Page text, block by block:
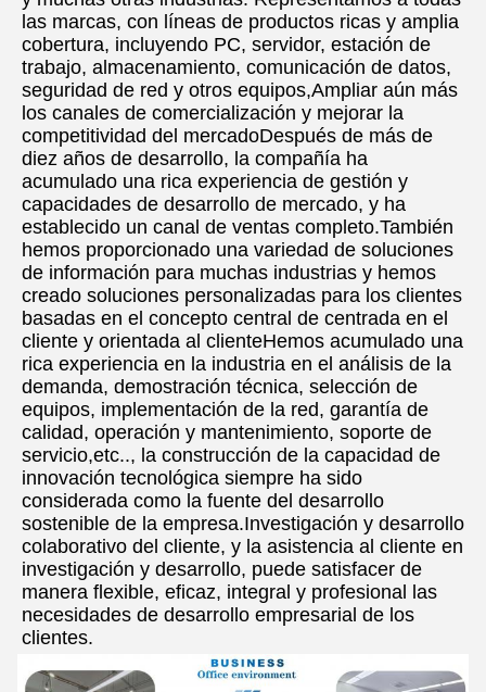
las marcas, con líneas de productos ricas y amplia
cobertura, incluyendo PC, servidor, estación de
trabajo, almacenamiento, comunicación de datos,
seguridad de red y otros equipos,Ampliar aún más
los canales de comercialización y mejorar la
competitividad del mercadoDespués de más de
diez años de desarrollo, la compañía ha
acumulado una rica experiencia de gestión y
capacidades de desarrollo de mercado, y ha
establecido un canal de ventas completo.También
hemos proporcionado una variedad de soluciones
de información para muchas industrias y hemos
creado soluciones personalizadas para los clientes
basadas en el concepto central de centrada en el
cliente y orientada al clienteHemos acumulado una
rica experiencia en la industria en el análisis de la
demanda, demostración técnica, selección de
equipos, implementación de la red, garantía de
calidad, operación y mantenimiento, soporte de
servicio,etc.., la construcción de la capacidad de
innovación tecnológica siempre ha sido
considerada como la fuente del desarrollo
sostenible de la empresa.Investigación y desarrollo
colaborativo del cliente, y la asistencia al cliente en
investigación y desarrollo, puede satisfacer de
manera flexible, eficaz, integral y profesional las
necesidades de desarrollo empresarial de los
clientes.